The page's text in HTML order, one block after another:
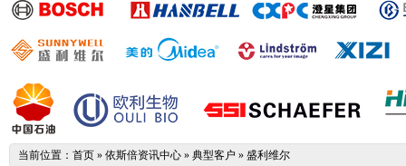
当前位置： 首页 » 依斯倍资讯中心 » 典型客户 » 盛利维尔